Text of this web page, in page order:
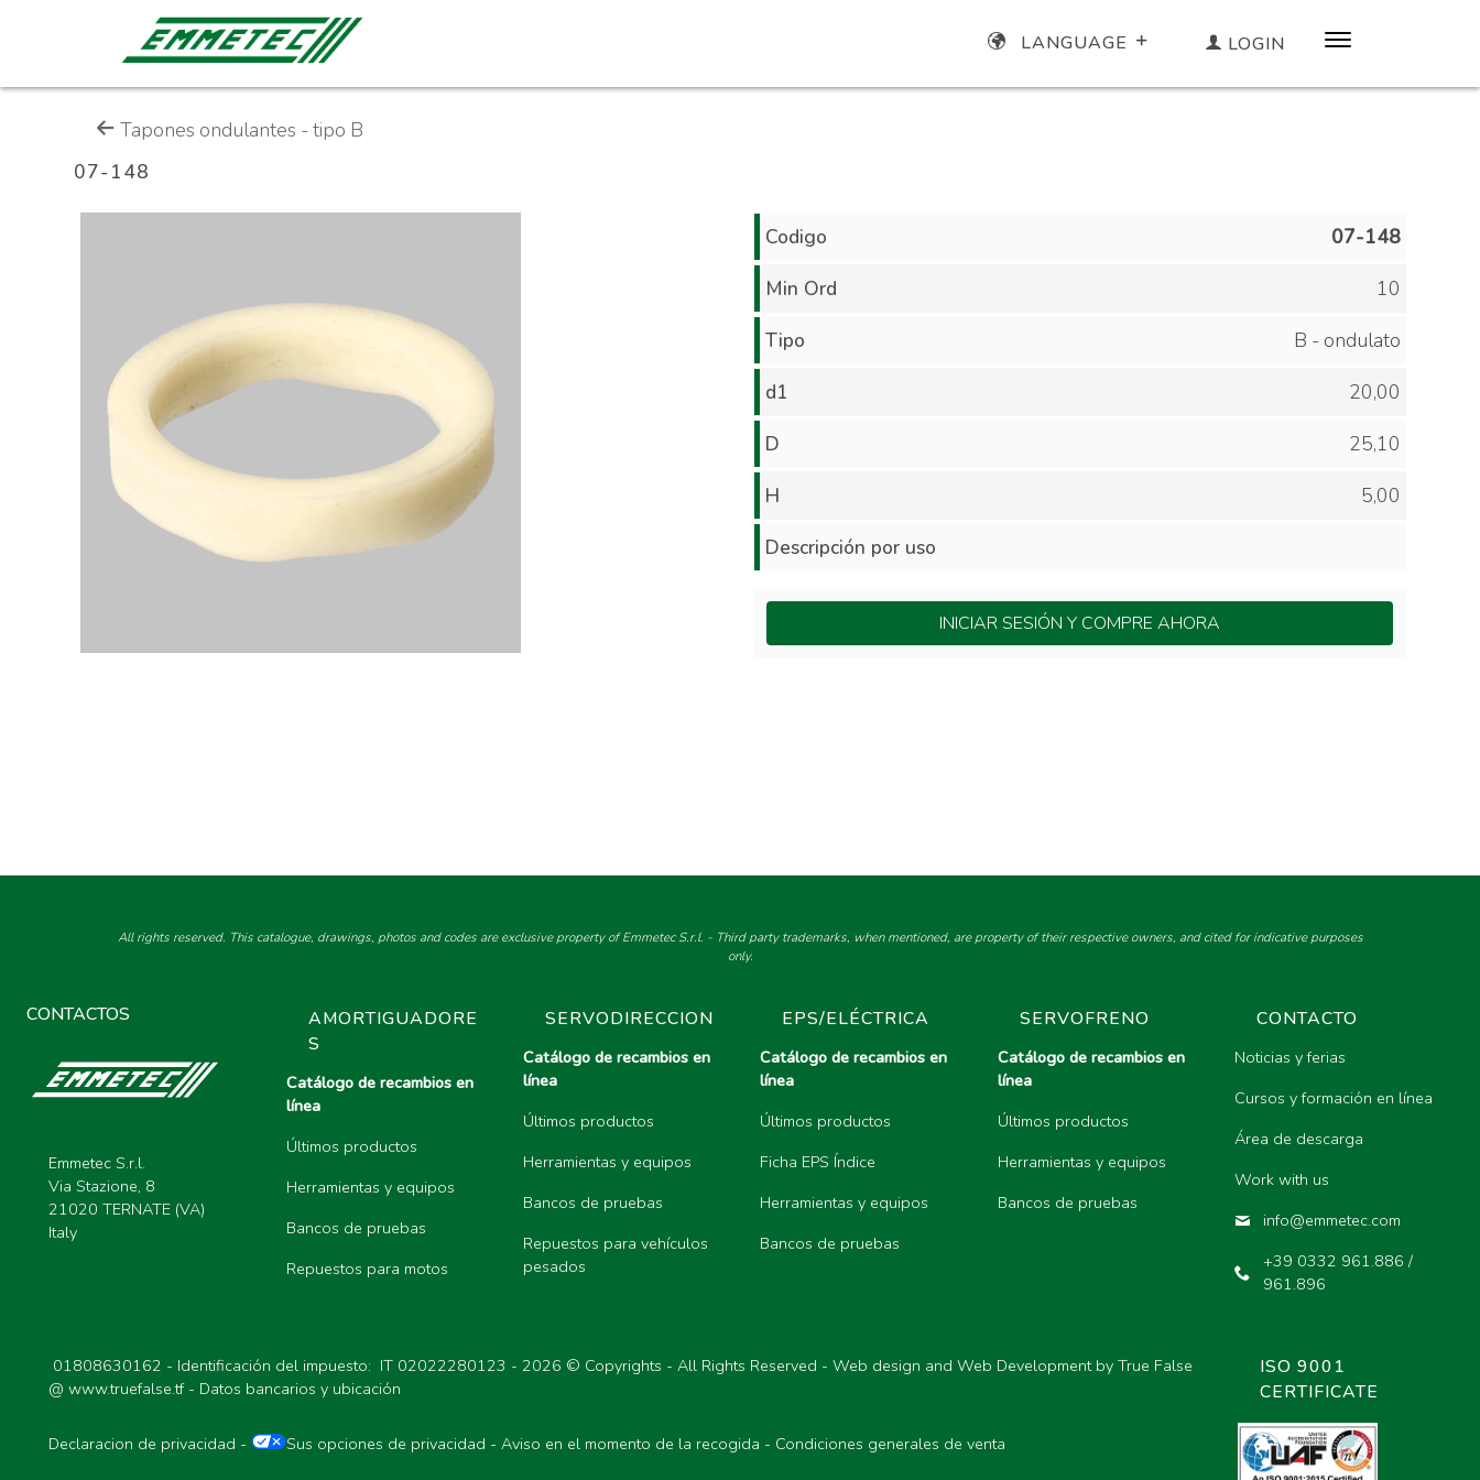
LANGUAGE LOGIN
Tapones ondulantes - tipo B
07-148
Codigo
07-148
Min Ord
10
Tipo
B - ondulato
d1
20,00
D
25,10
H
5,00
Descripción por uso
INICIAR SESIÓN Y COMPRE AHORA
All rights reserved. This catalogue, drawings, photos and codes are exclusive property of Emmetec S.r.l. - Third party trademarks, when mentioned, are property of their respective owners, and cited for indicative purposes
only.
CONTACTOS
Emmetec S.r.l.
Via Stazione, 8
21020 TERNATE (VA)
Italy
AMORTIGUADORE
S
Catálogo de recambios en
línea
Últimos productos
Herramientas y equipos
Bancos de pruebas
Repuestos para motos
SERVODIRECCION
Catálogo de recambios en
línea
Últimos productos
Herramientas y equipos
Bancos de pruebas
Repuestos para vehículos
pesados
EPS/ELÉCTRICA
Catálogo de recambios en
línea
Últimos productos
Ficha EPS Índice
Herramientas y equipos
Bancos de pruebas
SERVOFRENO
Catálogo de recambios en
línea
Últimos productos
Herramientas y equipos
Bancos de pruebas
CONTACTO
Noticias y ferias
Cursos y formación en línea
Área de descarga
Work with us
info@emmetec.com
+39 0332 961.886 /
961.896
01808630162 - Identificación del impuesto: IT 02022280123 - 2026 © Copyrights - All Rights Reserved - Web design and Web Development by True False
@ www.truefalse.tf- Datos bancarios y ubicación
Declaracion de privacidad - Sus opciones de privacidad - Aviso en el momento de la recogida - Condiciones generales de venta
ISO 9001
CERTIFICATE